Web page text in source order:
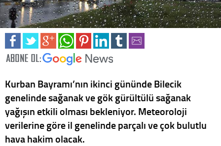
Kurban Bayramı’nın ikinci gününde Bilecik
genelinde sağanak ve gök gürültülü sağanak
yağışın etkili olması bekleniyor. Meteoroloji
verilerine göre il genelinde parçalı ve çok bulutlu
hava hakim olacak.